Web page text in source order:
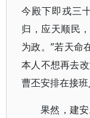
今殿下即戎三
归，应天顺民
为政。”若天命
本人不想再去
曹丕安排在接班
果然，建